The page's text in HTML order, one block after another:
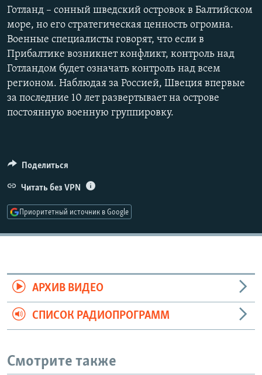
РАСПИСАНИЕ ВЕЩАНИЯ
ПОДПИШИТЕСЬ НА РАССЫЛКУ
СОЦИАЛЬНЫЕ СЕТИ
Готланд – сонный шведский островок в Балтийском
море, но его стратегическая ценность огромна.
Военные специалисты говорят, что если в
Прибалтике возникнет конфликт, контроль над
Готландом будет означать контроль над всем
регионом. Наблюдая за Россией, Швеция впервые
за последние 10 лет развертывает на острове
постоянную военную группировку.
Поделиться
Читать без VPN
Приоритетный источник в Google
АРХИВ ВИДЕО
СПИСОК РАДИОПРОГРАММ
Смотрите также